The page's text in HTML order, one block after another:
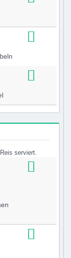
serviert.